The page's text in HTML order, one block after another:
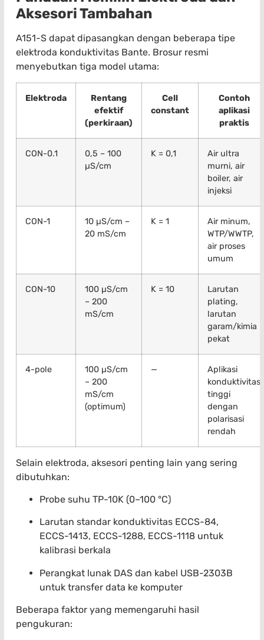
Aksesori Tambahan
A151-S dapat dipasangkan dengan beberapa tipe
elektroda konduktivitas Bante. Brosur resmi
menyebutkan tiga model utama:
Elektroda
Rentang
efektif
(perkiraan)
Cell
constant
Contoh
aplikasi
praktis
CON-0.1
0,5 – 100
µS/cm
K = 0,1
Air ultra
murni, air
boiler, air
injeksi
CON-1
10 µS/cm –
20 mS/cm
K = 1
Air minum,
WTP/WWTP,
air proses
umum
CON-10
100 µS/cm
– 200
mS/cm
K = 10
Larutan
plating,
larutan
garam/kimia
pekat
4-pole
100 µS/cm
– 200
mS/cm
(optimum)
—
Aplikasi
konduktivitas
tinggi
dengan
polarisasi
rendah
Selain elektroda, aksesori penting lain yang sering
dibutuhkan:
Probe suhu TP-10K (0–100 °C)
Larutan standar konduktivitas ECCS-84,
ECCS-1413, ECCS-1288, ECCS-1118 untuk
kalibrasi berkala
Perangkat lunak DAS dan kabel USB-2303B
untuk transfer data ke komputer
Beberapa faktor yang memengaruhi hasil
pengukuran: